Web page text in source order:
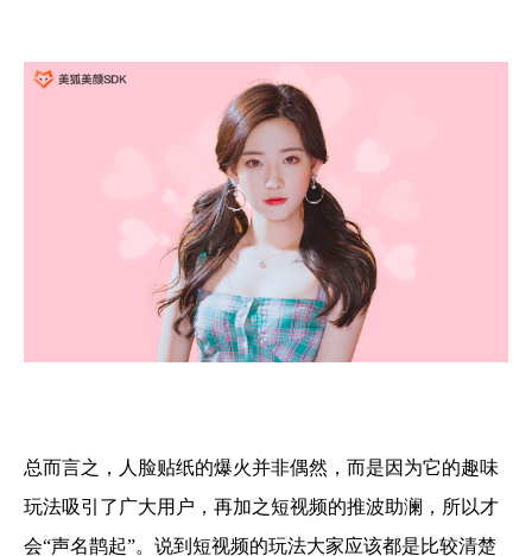
总而言之，人脸贴纸的爆火并非偶然，而是因为它的趣味
玩法吸引了广大用户，再加之短视频的推波助澜，所以才
会“声名鹊起”。说到短视频的玩法大家应该都是比较清楚